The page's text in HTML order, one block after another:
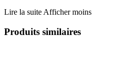
Lire la suite Afficher moins
Produits similaires